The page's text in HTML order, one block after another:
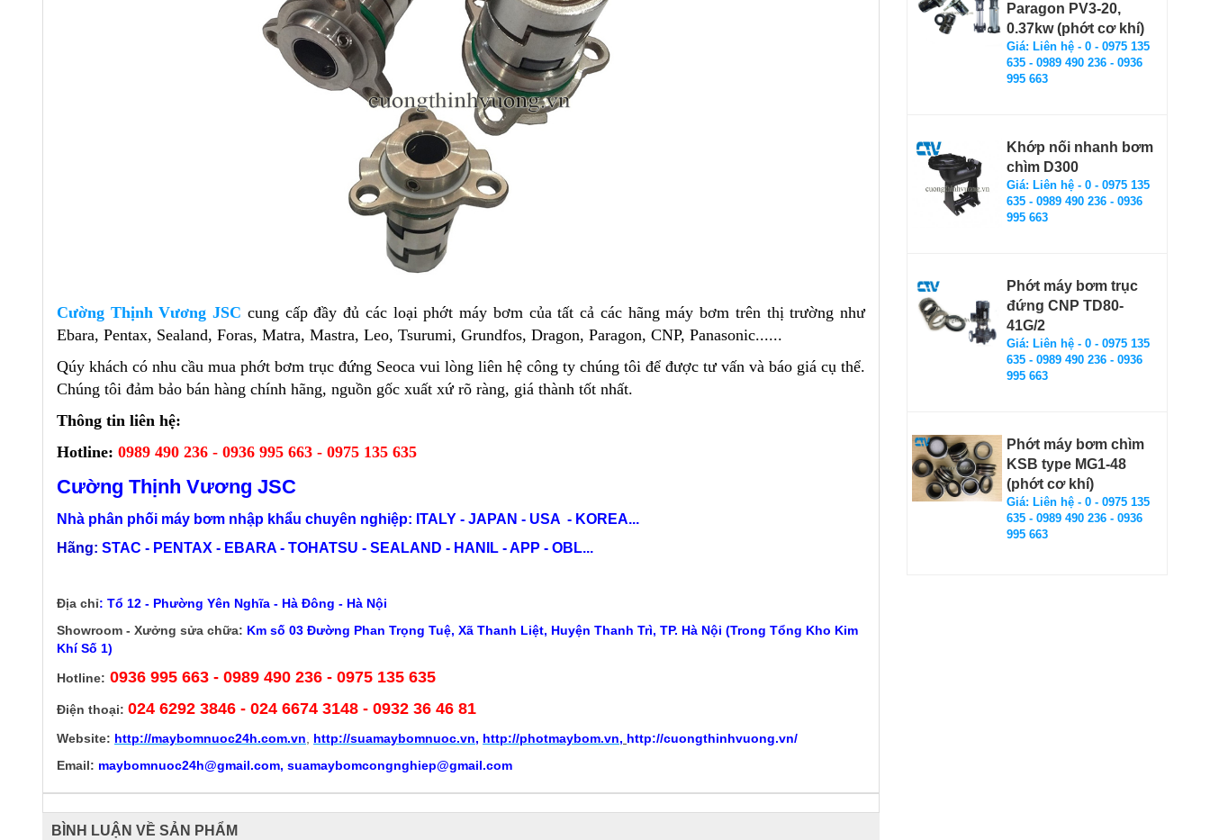
Cường Thịnh Vương JSC cung cấp đầy đủ các loại phớt máy bơm của tất cả các hãng máy bơm trên thị trường như
Ebara, Pentax, Sealand, Foras, Matra, Mastra, Leo, Tsurumi, Grundfos, Dragon, Paragon, CNP, Panasonic......
Qúy khách có nhu cầu mua phớt bơm trục đứng Seoca vui lòng liên hệ công ty chúng tôi để được tư vấn và báo giá cụ thể.
Chúng tôi đảm bảo bán hàng chính hãng, nguồn gốc xuất xứ rõ ràng, giá thành tốt nhất.
Thông tin liên hệ:
Hotline: 0989 490 236 - 0936 995 663 - 0975 135 635
Cường Thịnh Vương JSC
Nhà phân phối máy bơm nhập khẩu chuyên nghiệp: ITALY - JAPAN - USA - KOREA...
Hãng: STAC - PENTAX - EBARA - TOHATSU - SEALAND - HANIL - APP - OBL...
Địa chỉ: Tổ 12 - Phường Yên Nghĩa - Hà Đông - Hà Nội
Showroom - Xưởng sửa chữa: Km số 03 Đường Phan Trọng Tuệ, Xã Thanh Liệt, Huyện Thanh Trì, TP. Hà Nội (Trong Tổng Kho Kim
Khí Số 1)
Hotline: 0936 995 663 - 0989 490 236 - 0975 135 635
Điện thoại: 024 6292 3846 - 024 6674 3148 - 0932 36 46 81
Website: http://maybomnuoc24h.com.vn http://suamaybomnuoc.vn, http://photmaybom.vn, http://cuongthinhvuong.vn/
Email: maybomnuoc24h@gmail.com, suamaybomcongnghiep@gmail.com
BÌNH LUẬN VỀ SẢN PHẨM
Paragon PV3-20,
0.37kw (phớt cơ khí)
Giá: Liên hệ - 0 - 0975 135
635 - 0989 490 236 - 0936
995 663
Khớp nối nhanh bơm
chìm D300
Giá: Liên hệ - 0 - 0975 135
635 - 0989 490 236 - 0936
995 663
Phớt máy bơm trục
đứng CNP TD80-
41G/2
Giá: Liên hệ - 0 - 0975 135
635 - 0989 490 236 - 0936
995 663
Phớt máy bơm chìm
KSB type MG1-48
(phớt cơ khí)
Giá: Liên hệ - 0 - 0975 135
635 - 0989 490 236 - 0936
995 663